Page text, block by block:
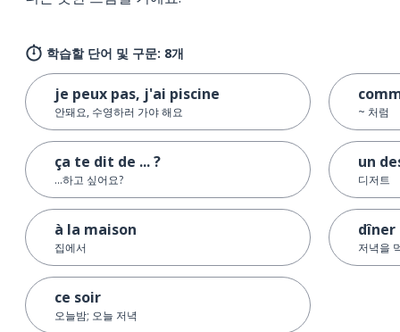
학습할 단어 및 구문: 8개
je peux pas, j'ai piscine
안돼요, 수영하러 가야 해요
ça te dit de ... ?
...하고 싶어요?
à la maison
집에서
ce soir
오늘밤; 오늘 저녁
~ 처럼
un
디저트
dîner
저녁을